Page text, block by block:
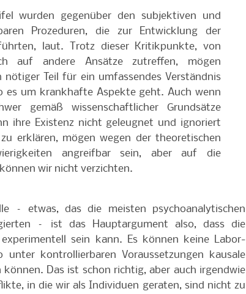
wurden gegenüber den subjektiven und
Prozeduren, die zur Entwicklung der
laut. Trotz dieser Kritikpunkte, von
auf andere Ansätze zutreffen, mögen
nötiger Teil für ein umfassendes Verständnis
es um krankhafte Aspekte geht. Auch wenn
gemäß wissenschaftlicher Grundsätze
ihre Existenz nicht geleugnet und ignoriert
erklären, mögen wegen der theoretischen
angreifbar sein, aber auf die
wir nicht verzichten.
– etwas, das die meisten psychoanalytischen
– ist das Hauptargument also, dass die
sein kann. Es können keine Labor-
kontrollierbaren Voraussetzungen kausale
Das ist schon richtig, aber auch irgendwie
in die wir als Individuen geraten, sind nicht zu